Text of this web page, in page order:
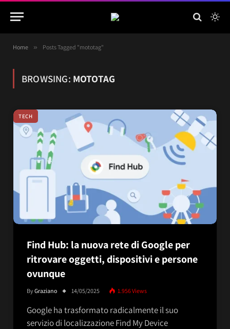
Home » Posts Tagged "mototag"
BROWSING: MOTOTAG
TECH
Find Hub: la nuova rete di Google per
ritrovare oggetti, dispositivi e persone
ovunque
ByGraziano 14/05/2025 1.956Views
Google ha trasformato radicalmente il suo
servizio di localizzazione Find My Device